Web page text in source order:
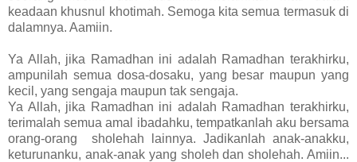
keadaan khusnul khotimah. Semoga kita semua termasuk di
dalamnya. Aamiin.
Ya Allah, jika Ramadhan ini adalah Ramadhan terakhirku,
ampunilah semua dosa-dosaku, yang besar maupun yang
kecil, yang sengaja maupun tak sengaja.
Ya Allah, jika Ramadhan ini adalah Ramadhan terakhirku,
terimalah semua amal ibadahku, tempatkanlah aku bersama
orang-orang sholehah lainnya. Jadikanlah anak-anakku,
keturunanku, anak-anak yang sholeh dan sholehah. Amiin...